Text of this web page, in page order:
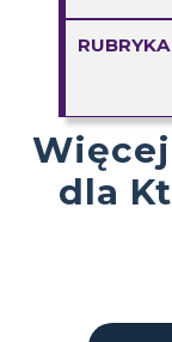
dla